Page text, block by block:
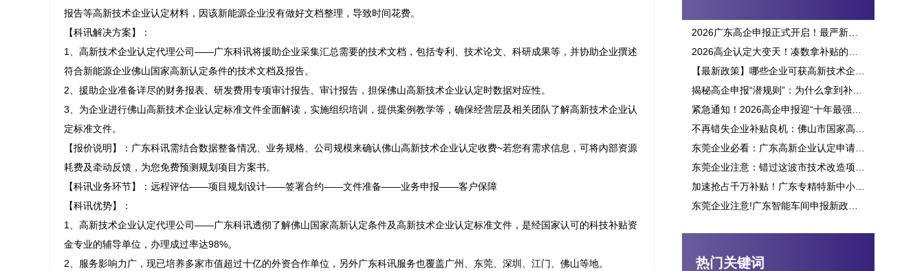
东莞市专精特新“小巨人”企业培育项目申报
热门关键词
报告等高新技术企业认定材料，因该新能源企业没有做好文档整理，导致时间花费。
【科讯解决方案】：
1、高新技术企业认定代理公司——广东科讯将援助企业采集汇总需要的技术文档，包括专利、技术论文、科研成果等，并协助企业撰述
符合新能源企业佛山国家高新认定条件的技术文档及报告。
2、援助企业准备详尽的财务报表、研发费用专项审计报告、审计报告，担保佛山高新技术企业认定时数据对应性。
3、为企业进行佛山高新技术企业认定标准文件全面解读，实施组织培训，提供案例教学等，确保经营层及相关团队了解高新技术企业认
定标准文件。
【报价说明】：广东科讯需结合数据整备情况、业务规格、公司规模来确认佛山高新技术企业认定收费~若您有需求信息，可将內部资源
耗费及牵动反馈，为您免费预测规划项目方案书。
【科讯业务环节】：远程评估——项目规划设计——签署合约——文件准备——业务申报——客户保障
【科讯优势】：
1、高新技术企业认定代理公司——广东科讯透彻了解佛山国家高新认定条件及高新技术企业认定标准文件，是经国家认可的科技补贴资
金专业的辅导单位，办理成过率达98%。
2、服务影响力广，现已培养多家市值超过十亿的外资合作单位，另外广东科讯服务也覆盖广州、东莞、深圳、江门、佛山等地。